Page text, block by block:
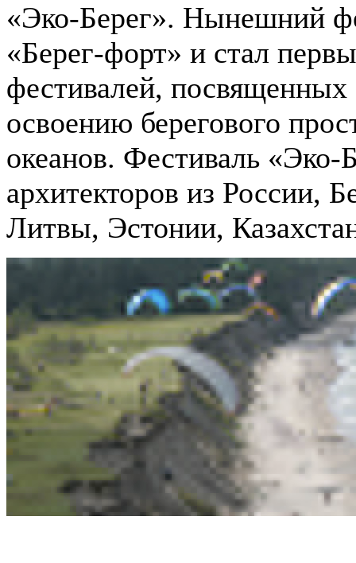
«Эко-Берег». Нынешний
«Берег-форт» и стал
фестивалей,
освоению берегового
океанов. Фестиваль «Эко-
архитекторов из России,
Литвы, Эстонии,